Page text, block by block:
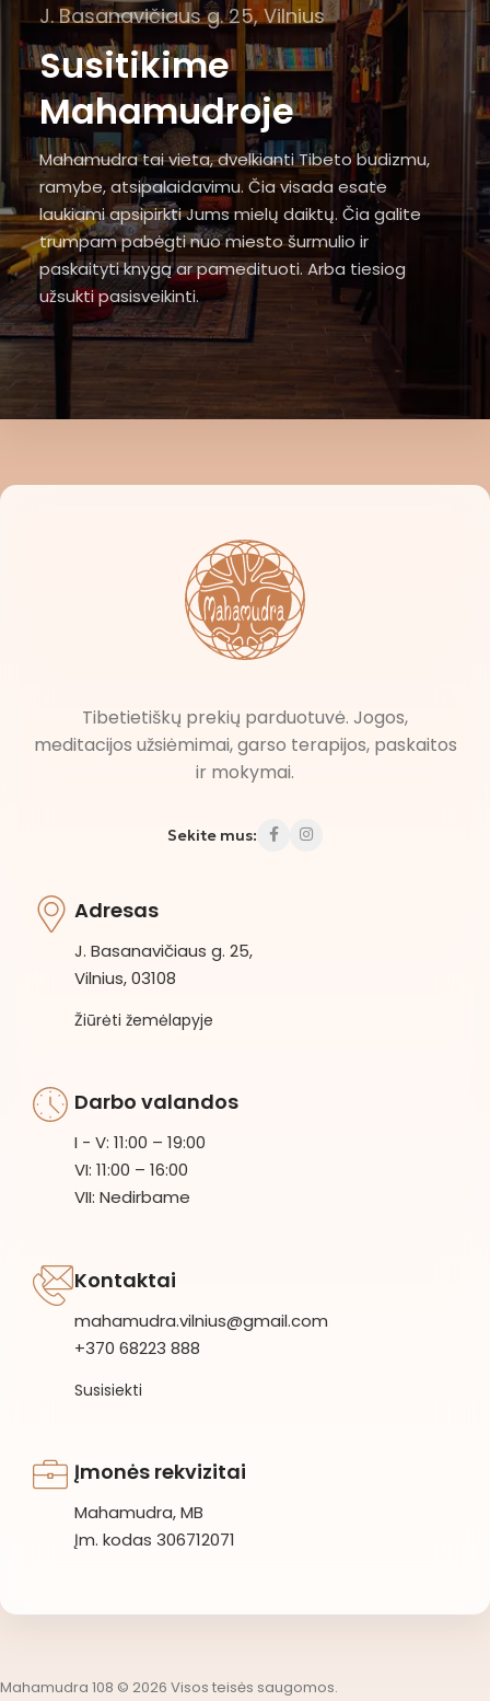
J. Basanavičiaus g. 25, Vilnius
Susitikime
Mahamudroje
Mahamudra tai vieta, dvelkianti Tibeto budizmu,
ramybe, atsipalaidavimu. Čia visada esate
laukiami apsipirkti Jums mielų daiktų. Čia galite
trumpam pabėgti nuo miesto šurmulio ir
paskaityti knygą ar pamedituoti. Arba tiesiog
užsukti pasisveikinti.
Tibetietiškų prekių parduotuvė. Jogos,
meditacijos užsiėmimai, garso terapijos, paskaitos
ir mokymai.
Sekite mus:
Adresas
J. Basanavičiaus g. 25,
Vilnius, 03108
Žiūrėti žemėlapyje
Darbo valandos
I - V: 11:00 – 19:00
VI: 11:00 – 16:00
VII: Nedirbame
Kontaktai
mahamudra.vilnius@gmail.com
+370 68223 888
Susisiekti
Įmonės rekvizitai
Mahamudra, MB
Įm. kodas 306712071
Mahamudra 108 © 2026 Visos teisės saugomos.